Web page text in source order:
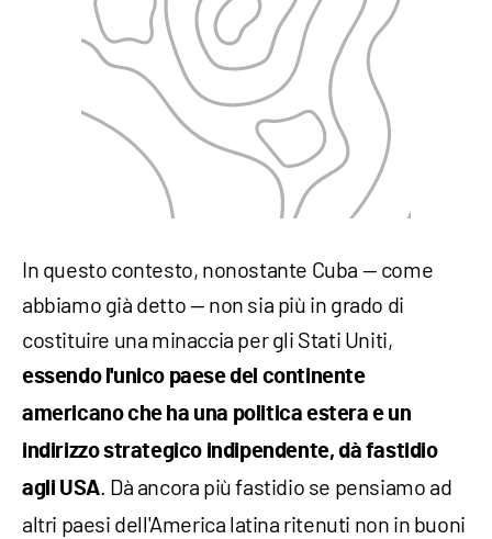
In questo contesto, nonostante Cuba — come
abbiamo già detto — non sia più in grado di
costituire una minaccia per gli Stati Uniti,
essendo l'unico paese del continente
americano che ha una politica estera e un
indirizzo strategico indipendente, dà fastidio
agli USA. Dà ancora più fastidio se pensiamo ad
altri paesi dell'America latina ritenuti non in buoni